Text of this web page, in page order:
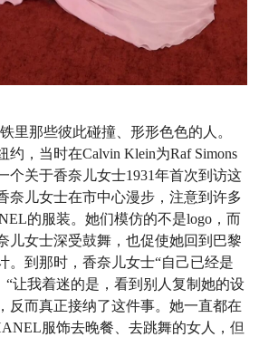
里那些彼此碰撞、形形色色的 人。
约，当时在Calvin Klein为Raf Simons
个关于香奈儿女士1931年首次到访这
奈儿女士在市中心漫步，注意到许多
的服装。她们模仿的不是logo，而
儿女士深受鼓舞，也促使她回到巴黎
。到那时，香奈儿女士“自己已经是
“让我着迷的是，看到别人复制她的设
反而真正接纳了这件事。她一直都在
服饰去晚餐、去跳舞的女人，但